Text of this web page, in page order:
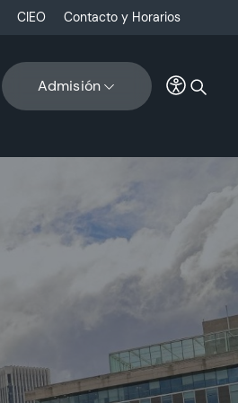
CIEO Contacto y Horarios
Admisión